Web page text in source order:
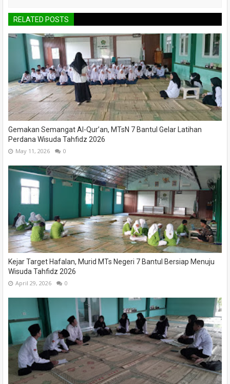
RELATED POSTS
Gemakan Semangat Al-Qur’an, MTsN 7 Bantul Gelar Latihan
Perdana Wisuda Tahfidz 2026
May 11, 2026 0
Kejar Target Hafalan, Murid MTs Negeri 7 Bantul Bersiap Menuju
Wisuda Tahfidz 2026
April 29, 2026 0